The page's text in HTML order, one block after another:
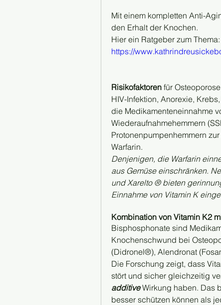
Mit einem kompletten Anti-
den Erhalt der Knochen.
Hier ein Ratgeber zum Thema:
https://
Risikofaktoren für
HIV-Infektion, Anorexie,
die Medikamenteneinnahme
Wiederaufnahmehemmern
Protonenpumpenhemmern
Warfarin.
Denjenigen, die Warfarin
aus Gemüse einschränken.
und Xarelto ® bieten
Einnahme von Vitamin K
Kombination von Vitamin K2
Bisphosphonate sind
Knochenschwund bei
(Didronel®), Alendronat
Die Forschung zeigt, dass
additive Wirkung haben. Das
besser schützen können als